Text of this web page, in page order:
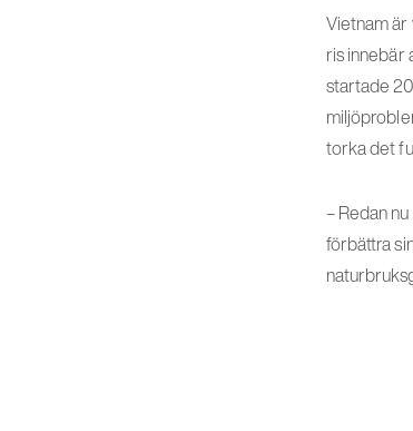
Vietnam är
ris innebär
startade
torka det
– Redan
förbättra